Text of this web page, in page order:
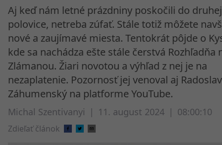
Aj keď nám letné prázdniny poskočili do druhej
polovice, netreba zúfať. Stále totiž môžete
nové a zaujímavé miesta. Tentokrát pôjde o
kde sa nachádza ešte stále čerstvá Rozhľadňa
Zlámanou. Žiari novotou a výhľad z nej je na
nezaplatenie. Pozornosť jej venoval aj Radoslav
Záhumenský na platforme YouTube.
Michal Szentivanyi | 11. august 2024 | 08:00:10
Zdieľať článok